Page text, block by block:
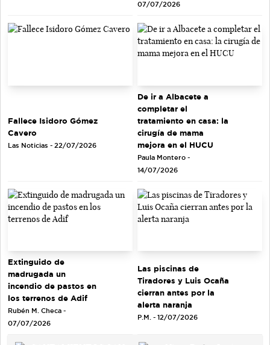
07/07/2026
Fallece Isidoro Gómez
Cavero
Las Noticias - 22/07/2026
De ir a Albacete a
completar el
tratamiento en casa: la
cirugía de mama
mejora en el HUCU
Paula Montero -
14/07/2026
Extinguido de
madrugada un
incendio de pastos en
los terrenos de Adif
Rubén M. Checa -
07/07/2026
Las piscinas de
Tiradores y Luis Ocaña
cierran antes por la
alerta naranja
P.M. - 12/07/2026